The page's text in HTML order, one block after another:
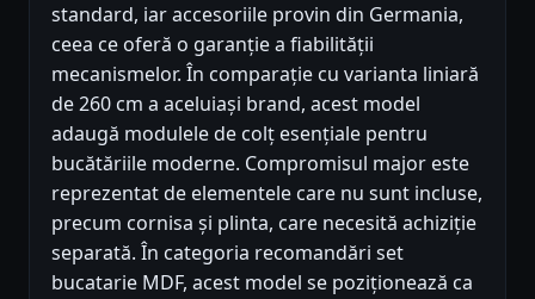
standard, iar accesoriile provin din Germania,
ceea ce oferă o garanție a fiabilității
mecanismelor. În comparație cu varianta liniară
de 260 cm a aceluiași brand, acest model
adaugă modulele de colț esențiale pentru
bucătăriile moderne. Compromisul major este
reprezentat de elementele care nu sunt incluse,
precum cornisa și plinta, care necesită achiziție
separată. În categoria recomandări set
bucatarie MDF, acest model se poziționează ca